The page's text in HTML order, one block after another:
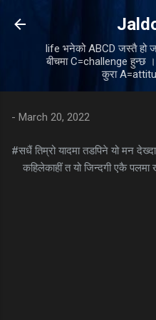
Skip to
life भनेको ABCD जस्तै हो
बीचमा C=challenge हुन्छ
कुरा
- March 20, 2022
#सधैं तिम्रो यादमा तडपिने यो मन देख्दा
कहिलेकाहीं त यो जिन्दगी एकै पलमा